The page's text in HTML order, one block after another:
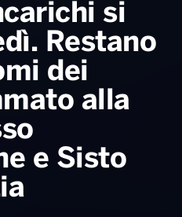
Consiglia
2026
si
Restano
dei
alla
e Sisto